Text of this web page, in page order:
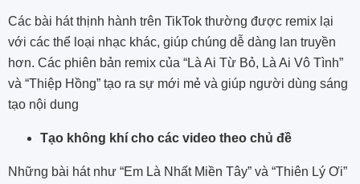
Các bài hát thịnh hành trên TikTok thường được remix lại
với các thể loại nhạc khác, giúp chúng dễ dàng lan truyền
hơn. Các phiên bản remix của “Là Ai Từ Bỏ, Là Ai Vô Tình”
và “Thiệp Hồng” tạo ra sự mới mẻ và giúp người dùng sáng
tạo nội dung​
Tạo không khí cho các video theo chủ đề
Những bài hát như “Em Là Nhất Miền Tây” và “Thiên Lý Ơi”